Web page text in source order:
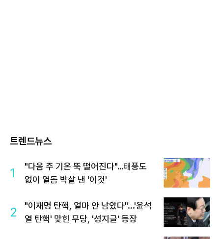
트렌드뉴스
1
"다음 주 기온 뚝 떨어진다"…태풍도
없이 열돔 박살 낸 '이것'
2
"이재명 탄핵, 얼마 안 남았다"...'윤석
열 탄핵' 맞힌 무당, '성지글' 등장